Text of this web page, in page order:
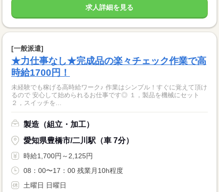
求人詳細を見る
[一般派遣]
★力仕事なし★完成品の楽々チェック作業で高
時給1700円！
未経験でも稼げる高時給ワーク♪ 作業はシンプル！すぐに覚えて頂け
るので 安心して始められるお仕事です◎ １，製品を機械にセット
２，スイッチを...
製造（組立・加工）
愛知県豊橋市/二川駅（車 7分）
時給1,700円～2,125円
08：00〜17：00 残業月10h程度
土曜日 日曜日